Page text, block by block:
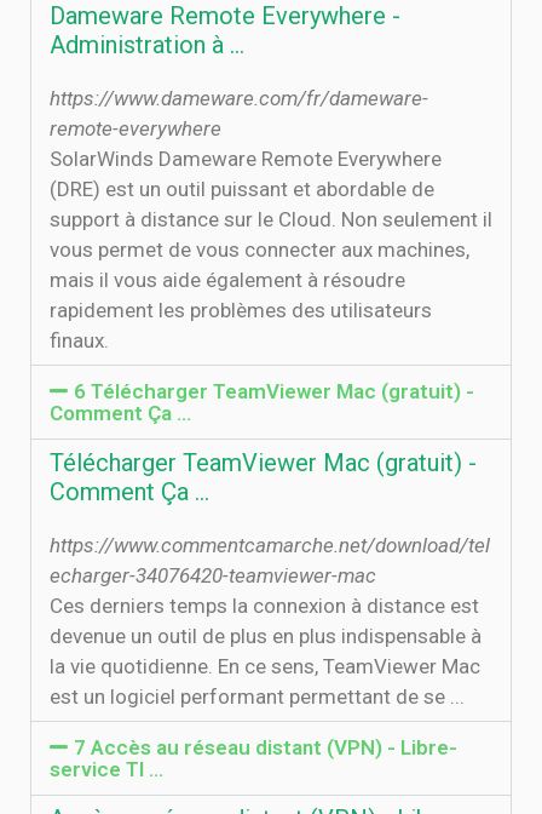
Dameware Remote Everywhere -
Administration à …
https://www.dameware.com/fr/dameware-
remote-everywhere
SolarWinds Dameware Remote Everywhere
(DRE) est un outil puissant et abordable de
support à distance sur le Cloud. Non seulement il
vous permet de vous connecter aux machines,
mais il vous aide également à résoudre
rapidement les problèmes des utilisateurs
finaux.
6 Télécharger TeamViewer Mac (gratuit) -
Comment Ça …
Télécharger TeamViewer Mac (gratuit) -
Comment Ça …
https://www.commentcamarche.net/download/tel
echarger-34076420-teamviewer-mac
Ces derniers temps la connexion à distance est
devenue un outil de plus en plus indispensable à
la vie quotidienne. En ce sens, TeamViewer Mac
est un logiciel performant permettant de se ...
7 Accès au réseau distant (VPN) - Libre-
service TI ...